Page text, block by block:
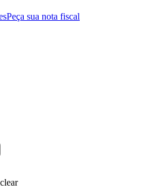
Peça sua nota fiscal